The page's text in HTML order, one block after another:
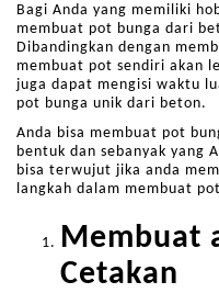
Bagi Anda yang memiliki
membuat pot bunga dari
Dibandingkan dengan
membuat pot sendiri akan
juga dapat mengisi waktu
pot bunga unik dari beton.
Anda bisa membuat pot
bentuk dan sebanyak yang
bisa terwujut jika anda
langkah dalam membuat
Membuat
Cetakan